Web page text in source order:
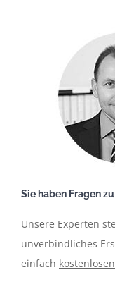
Sie haben Fragen
Unsere Experten
unverbindliches
einfach